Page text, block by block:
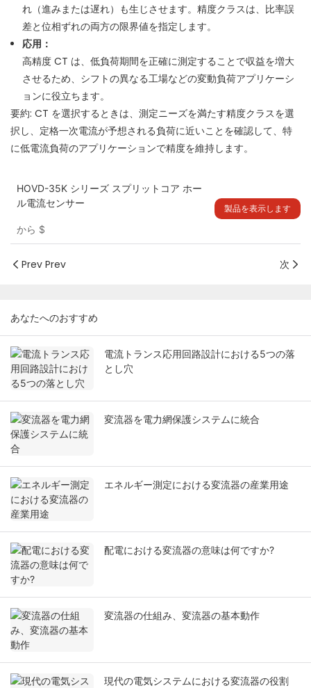
れ（進みまたは遅れ）も生じさせます。 精度クラスは、比率誤
差と位相ずれの両方の限界値を指定します。
応用：
高精度 CT は、低負荷期間を正確に測定することで収益を増大
させるため、シフトの異なる工場などの変動負荷アプリケーシ
ョンに役立ちます。
要約: CT を選択するときは、測定ニーズを満たす精度クラスを選
択し、定格一次電流が予想される負荷に近いことを確認して、特
に低電流負荷のアプリケーションで精度を維持します。
HOVD-35K シリーズ スプリットコア ホー
ル電流センサー
から $
製品を表示します
Prev Prev 次
あなたへのおすすめ
電流トランス応用回路設計における5つの落
とし穴
変流器を電力網保護システムに統合
エネルギー測定における変流器の産業用途
配電における変流器の意味は何ですか?
変流器の仕組み、変流器の基本動作
現代の電気システムにおける変流器の役割